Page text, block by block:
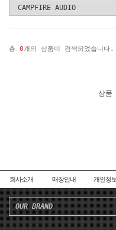
총 0개의 상품이 검색되었습니다.
상품
회사소개 매장안내 개인정
OUR BRAND